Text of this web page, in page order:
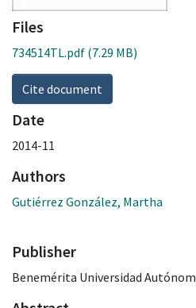
Files
734514TL.pdf (7.29 MB)
Cite document
Date
2014-11
Authors
Gutiérrez González, Martha
Publisher
Benemérita Universidad